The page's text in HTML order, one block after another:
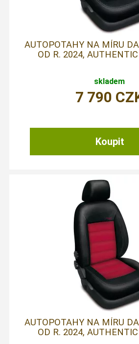
AUTOPOTAHY NA MÍRU
OD R. 2024, AUTHENTIC
skladem
7 790
AUTOPOTAHY NA MÍRU
OD R. 2024, AUTHENTIC